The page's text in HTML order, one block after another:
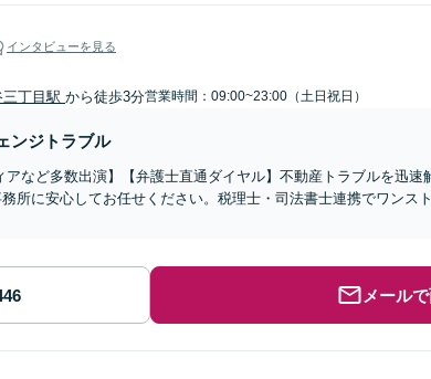
インタビューを見る
三丁目駅 から徒歩3分営業時間：09:00~23:00（土日祝日）
ンジトラブル
アなど多数出演】【弁護士直通ダイヤル】不動産トラブルを迅
所に安心してお任せください。税理士・司法書士連携でワンス
メール